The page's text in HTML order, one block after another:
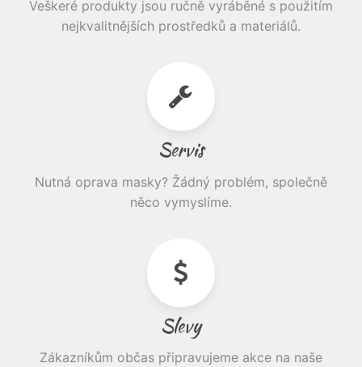
Veškeré produkty jsou ručně vyráběné s použitím
nejkvalitnějších prostředků a materiálů.
Servis
Nutná oprava masky? Žádný problém, společně
něco vymyslíme.
Slevy
Zákazníkům občas připravujeme akce na naše